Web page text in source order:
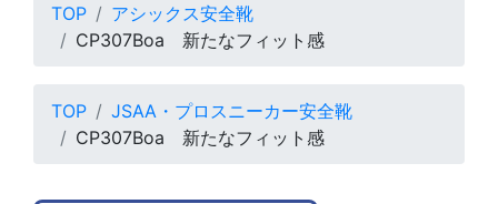
TOP
アシックス安全靴
CP307Boa 新たなフィット感
TOP
JSAA・プロスニーカー安全靴
CP307Boa 新たなフィット感